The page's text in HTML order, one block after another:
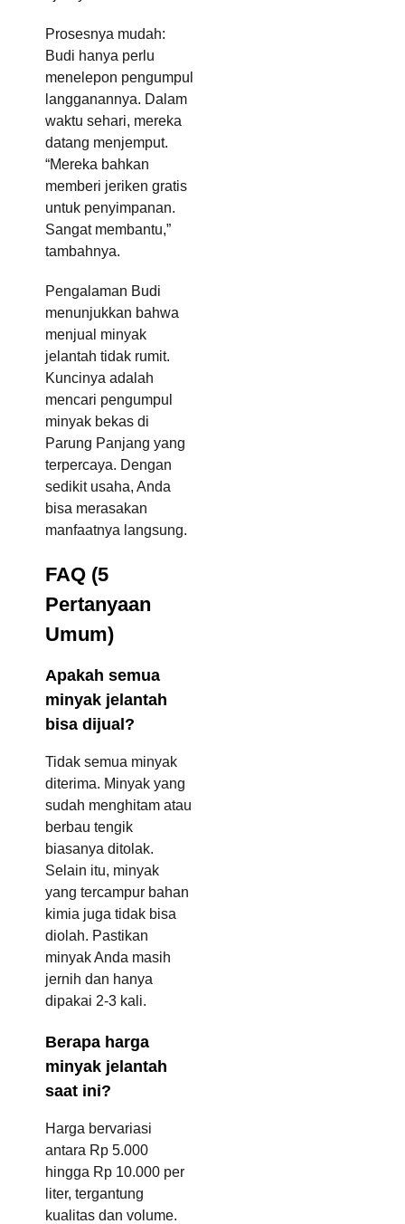
Prosesnya mudah:
Budi hanya perlu
menelepon pengumpul
langganannya. Dalam
waktu sehari, mereka
datang menjemput.
“Mereka bahkan
memberi jeriken gratis
untuk penyimpanan.
Sangat membantu,”
tambahnya.
Pengalaman Budi
menunjukkan bahwa
menjual minyak
jelantah tidak rumit.
Kuncinya adalah
mencari pengumpul
minyak bekas di
Parung Panjang yang
terpercaya. Dengan
sedikit usaha, Anda
bisa merasakan
manfaatnya langsung.
FAQ (5
Pertanyaan
Umum)
Apakah semua
minyak jelantah
bisa dijual?
Tidak semua minyak
diterima. Minyak yang
sudah menghitam atau
berbau tengik
biasanya ditolak.
Selain itu, minyak
yang tercampur bahan
kimia juga tidak bisa
diolah. Pastikan
minyak Anda masih
jernih dan hanya
dipakai 2-3 kali.
Berapa harga
minyak jelantah
saat ini?
Harga bervariasi
antara Rp 5.000
hingga Rp 10.000 per
liter, tergantung
kualitas dan volume.